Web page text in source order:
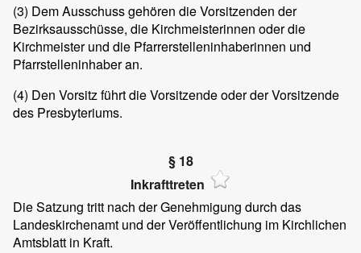
(3) Dem Ausschuss gehören die Vorsitzenden der
Bezirksausschüsse, die Kirchmeisterinnen oder die
Kirchmeister und die Pfarrerstelleninhaberinnen und
Pfarrstelleninhaber an.
(4) Den Vorsitz führt die Vorsitzende oder der Vorsitzende
des Presbyteriums.
§ 18
Inkrafttreten
Die Satzung tritt nach der Genehmigung durch das
Landeskirchenamt und der Veröffentlichung im Kirchlichen
Amtsblatt in Kraft.